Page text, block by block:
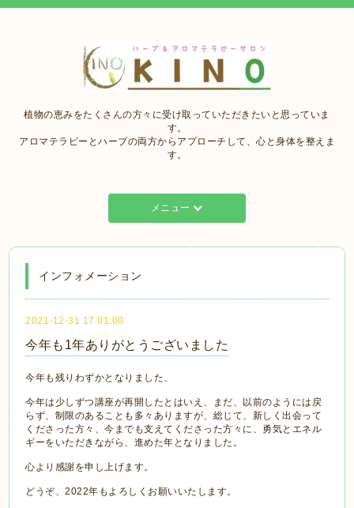
植物の恵みをたくさんの方々に受け取っていただきたいと思っていま
す。
アロマテラピーとハーブの両方からアプローチして、心と身体を整えま
す。
メニュー
インフォメーション
2021-12-31 17:01:00
今年も1年ありがとうございました
今年も残りわずかとなりました、
今年は少しずつ講座が再開したとはいえ、まだ、以前のようには戻
らず、制限のあることも多々ありますが、総じて、新しく出会って
くださった方々、今までも支えてくださった方々に、勇気とエネル
ギーをいただきながら、進めた年となりました。
心より感謝を申し上げます。
どうぞ、2022年もよろしくお願いいたします。